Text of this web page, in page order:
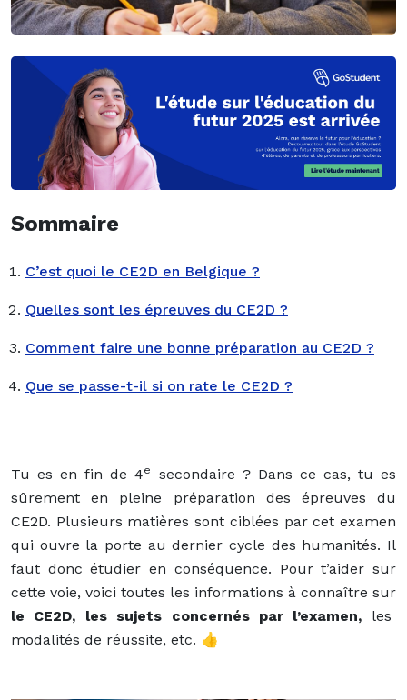
Sommaire
C’est quoi le CE2D en Belgique ?
Quelles sont les épreuves du CE2D ?
Comment faire une bonne préparation au CE2D ?
Que se passe-t-il si on rate le CE2D ?
Tu es en fin de 4e
secondaire ? Dans ce cas, tu es
sûrement en pleine préparation des épreuves du
CE2D. Plusieurs matières sont ciblées par cet examen
qui ouvre la porte au dernier cycle des humanités. Il
faut donc étudier en conséquence. Pour t’aider sur
cette voie, voici toutes les informations à connaître sur
le CE2D, les sujets concernés par l’examen, les
modalités de réussite, etc. 👍